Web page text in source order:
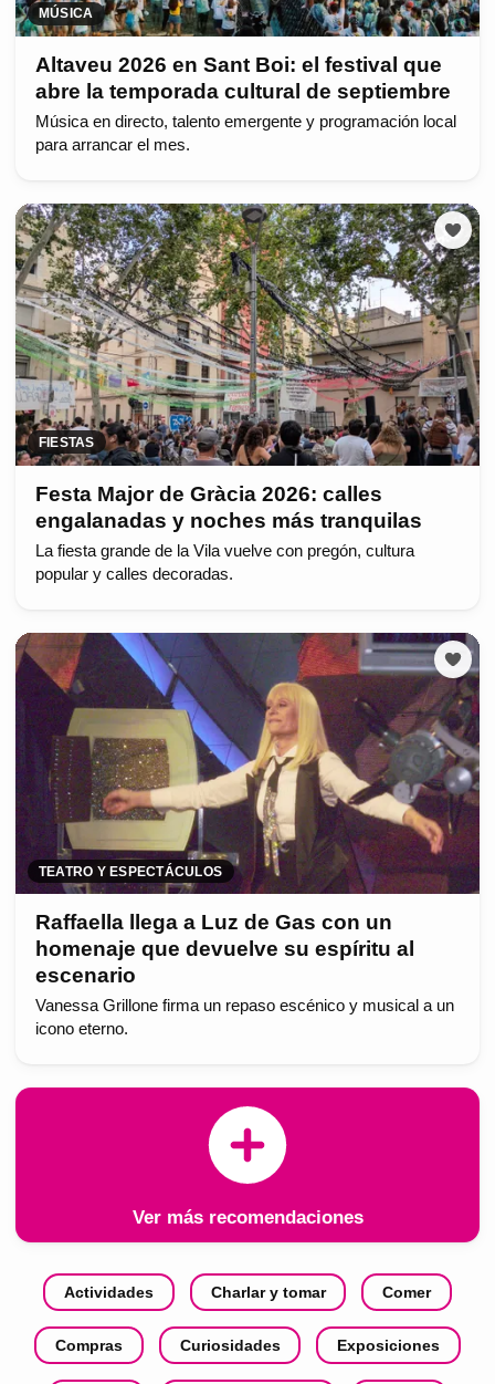
MÚSICA
Altaveu 2026 en Sant Boi: el festival que
abre la temporada cultural de septiembre
Música en directo, talento emergente y programación local
para arrancar el mes.
FIESTAS
Festa Major de Gràcia 2026: calles
engalanadas y noches más tranquilas
La fiesta grande de la Vila vuelve con pregón, cultura
popular y calles decoradas.
TEATRO Y ESPECTÁCULOS
Raffaella llega a Luz de Gas con un
homenaje que devuelve su espíritu al
escenario
Vanessa Grillone firma un repaso escénico y musical a un
icono eterno.
Ver más recomendaciones
Actividades Charlar y tomar Comer
Compras Curiosidades Exposiciones